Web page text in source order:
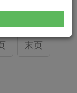
末页